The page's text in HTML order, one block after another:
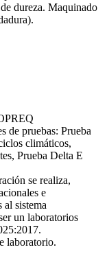
dureza. Maquinado
de pruebas: Prueba
climáticos,
Prueba Delta E
se realiza,
e
al sistema
un laboratorios
laboratorio.